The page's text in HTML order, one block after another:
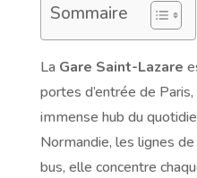
Sommaire
La Gare Saint-Lazare
portes d’entrée de
immense hub du
Normandie, les lignes
bus, elle concentre